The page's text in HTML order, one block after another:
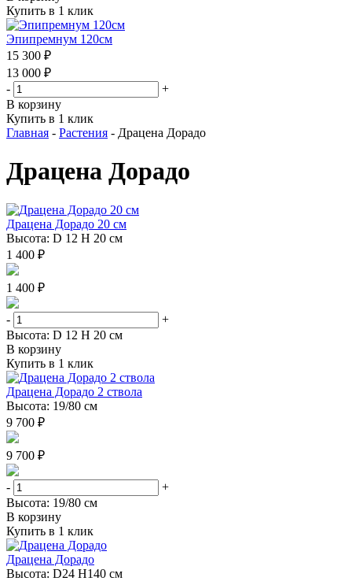
Купить в 1 клик
Эпипремнум 120см
15 300 ₽
13 000 ₽
-
+
В корзину
Купить в 1 клик
Главная - Растения - Драцена Дорадо
Драцена Дорадо
Драцена Дорадо 20 см
Высота: D 12 H 20 см
1 400 ₽
1 400 ₽
-
+
Высота: D 12 H 20 см
В корзину
Купить в 1 клик
Драцена Дорадо 2 ствола
Высота: 19/80 см
9 700 ₽
9 700 ₽
-
+
Высота: 19/80 см
В корзину
Купить в 1 клик
Драцена Дорадо
Высота: D24 H140 см